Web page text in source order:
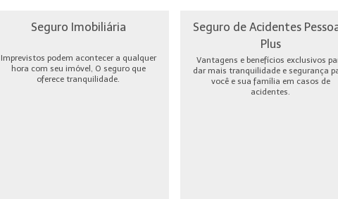
Seguro Imobiliária
Imprevistos podem acontecer a qualquer
hora com seu imóvel, O seguro que
oferece tranquilidade.
Seguro de Acidentes
Plus
Vantagens e benefícios exclusivos
dar mais tranquilidade e segurança
você e sua família em casos de
acidentes.